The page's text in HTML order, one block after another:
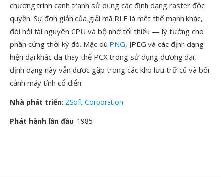
chương trình cạnh tranh sử dụng các định dạng raster độc
quyền. Sự đơn giản của giải mã RLE là một thế mạnh khác,
đòi hỏi tài nguyên CPU và bộ nhớ tối thiểu — lý tưởng cho
phần cứng thời kỳ đó. Mặc dù PNG, JPEG và các định dạng
hiện đại khác đã thay thế PCX trong sử dụng đương đại,
định dạng này vẫn được gặp trong các kho lưu trữ cũ và bối
cảnh máy tính cổ điển.
Nhà phát triển: ZSoft Corporation
Phát hành lần đầu: 1985